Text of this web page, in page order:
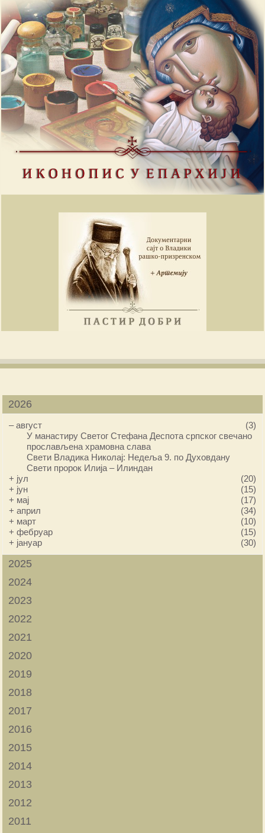
2026
–август
(3)
У манастиру Светог Стефана Деспота српског свечано
прослављена храмовна слава
Свети Владика Николај: Недеља 9. по Духовдану
Свети пророк Илија – Илиндан
+ јул
(20)
+ јун
(15)
+ мај
(17)
+април
(34)
+ март
(10)
+фебруар
(15)
+ јануар (30)
2025
2024
2023
2022
2021
2020
2019
2018
2017
2016
2015
2014
2013
2012
2011